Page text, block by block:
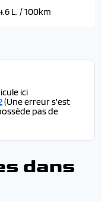
L. / 100km
ici
(Une erreur s'est
pas de
dans